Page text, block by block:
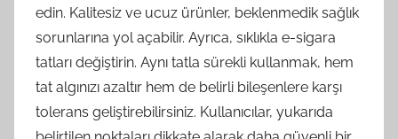
edin. Kalitesiz ve ucuz ürünler, beklenmedik sağlık
sorunlarına yol açabilir. Ayrıca, sıklıkla e-sigara
tatları değiştirin. Aynı tatla sürekli kullanmak, hem
tat algınızı azaltır hem de belirli bileşenlere karşı
tolerans geliştirebilirsiniz. Kullanıcılar, yukarıda